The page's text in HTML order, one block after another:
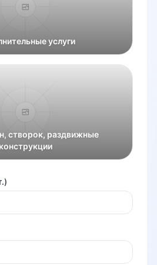
услуги
створок, раздвижные
конструкции